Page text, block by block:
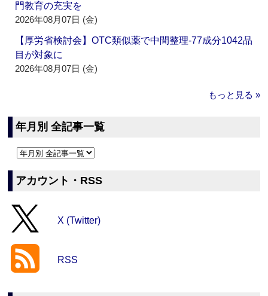
門教育の充実を
2026年08月07日 (金)
【厚労省検討会】OTC類似薬で中間整理‐77成分1042品
目が対象に
2026年08月07日 (金)
もっと見る »
年月別 全記事一覧
アカウント・RSS
X (Twitter)
RSS